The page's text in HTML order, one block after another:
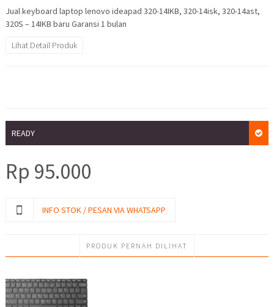
Jual keyboard laptop lenovo ideapad 320-14IKB, 320-14isk, 320-14ast,
320S – 14IKB baru Garansi 1 bulan
Lihat Detail Produk
READY
Rp 95.000
INFO STOK / PESAN VIA WHATSAPP
PRODUK PERNAH DILIHAT